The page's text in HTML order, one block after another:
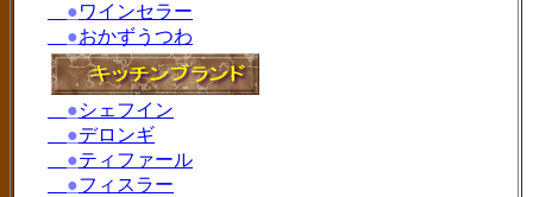
●ワインセラー
●おかずうつわ
●シェフイン
●デロンギ
●ティファール
●フィスラー